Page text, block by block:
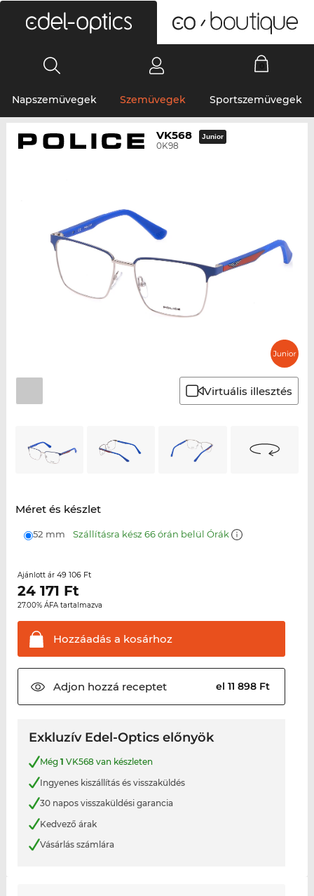
Napszemüvegek Szemüvegek Sportszemüvegek
VK568
0K98
Junior
Virtuális illesztés
Méret és készlet
52 mm Szállításra kész 66 órán belül Órák
Ajánlott ár 49 106 Ft
24 171 Ft
27.00% ÁFA tartalmazva
Hozzáadás a kosárhoz
Adjon hozzá receptet el 11 898 Ft
Exkluzív Edel-Optics előnyök
Még 1 VK568 van készleten
Ingyenes kiszállítás és visszaküldés
30 napos visszaküldési garancia
Kedvező árak
Vásárlás számlára